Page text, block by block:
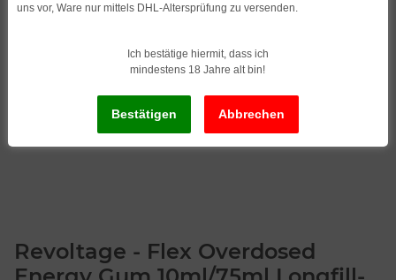
Revoltage - Flex Overdosed
uns vor, Ware nur mittels DHL-Altersprüfung zu versenden.
Ich bestätige hiermit, dass ich
mindestens 18 Jahre alt bin!